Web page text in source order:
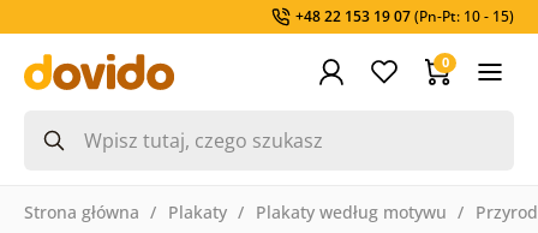
+48 22 153 19 07(Pn-Pt: 10 - 15)
0
Strona główna Plakaty Plakaty według motywu